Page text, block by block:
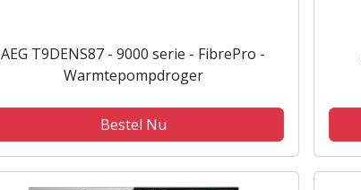
AEG T9DENS87 - 9000 serie - FibrePro -
Warmtepompdroger
Bestel Nu